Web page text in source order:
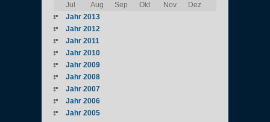
Jul
Aug Sep Okt Nov
Dez
Jahr 2013
Jahr 2012
Jahr 2011
Jahr 2010
Jahr 2009
Jahr 2008
Jahr 2007
Jahr 2006
Jahr 2005